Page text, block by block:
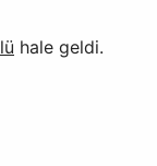
hale geldi.